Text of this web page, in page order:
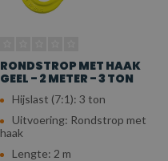
RONDSTROP MET HAAK
GEEL - 2 METER - 3 TON
Hijslast (7:1): 3 ton
Uitvoering: Rondstrop met
haak
Lengte: 2 m